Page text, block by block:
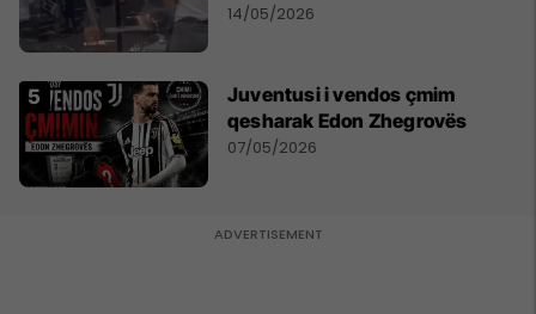
14/05/2026
Juventusi i vendos çmim
qesharak Edon Zhegrovës
07/05/2026